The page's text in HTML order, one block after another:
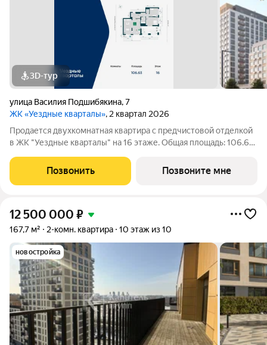
3D-тур
улица Василия Подшибякина,7
ЖК «Уездные кварталы», 2 квартал 2026
Продается двухкомнатная квартира с предчистовой отделкой
в ЖК "Уездные кварталы" на 16 этаже. Общая площадь: 106.63
39.08 кв.м. Угловая квартира, идеально подойдет любителям
тишины и
Позвонить Позвоните мне
12 500 000 ₽
167,7 м² 2-комн. квартира 10 этаж из 10
новостройка